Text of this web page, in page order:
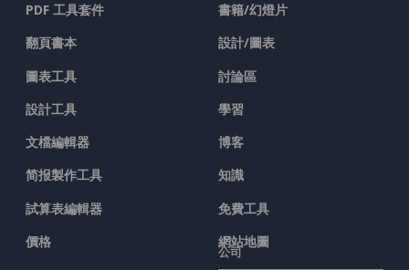
PDF 工具套件
翻頁書本
圖表工具
設計工具
文檔編輯器
简报製作工具
試算表編輯器
價格
書籍/幻燈片
設計/圖表
討論區
學習
博客
知識
免費工具
網站地圖
公司